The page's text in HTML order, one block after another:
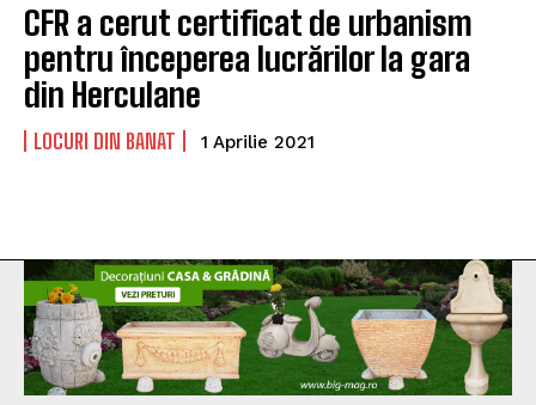
CFR a cerut certificat de urbanism
pentru începerea lucrărilor la gara
din Herculane
LOCURI DIN BANAT 1 Aprilie 2021